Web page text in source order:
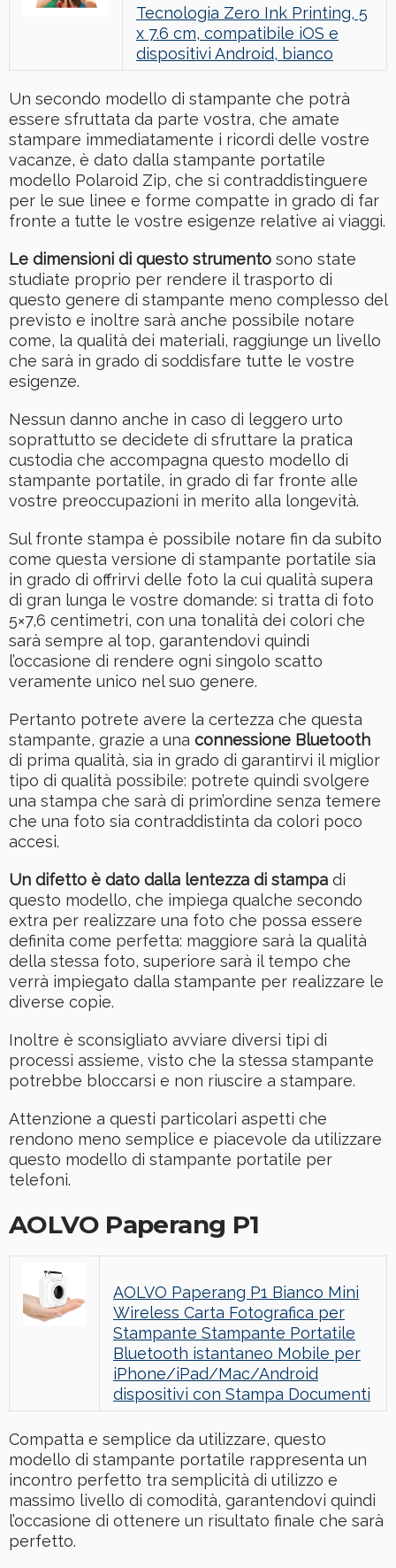
Tecnologia Zero Ink Printing, 5
x 7.6 cm, compatibile iOS e
dispositivi Android, bianco
Un secondo modello di stampante che potrà
essere sfruttata da parte vostra, che amate
stampare immediatamente i ricordi delle vostre
vacanze, è dato dalla stampante portatile
modello Polaroid Zip, che si contraddistinguere
per le sue linee e forme compatte in grado di far
fronte a tutte le vostre esigenze relative ai viaggi.
Le dimensioni di questo strumento sono state
studiate proprio per rendere il trasporto di
questo genere di stampante meno complesso del
previsto e inoltre sarà anche possibile notare
come, la qualità dei materiali, raggiunge un livello
che sarà in grado di soddisfare tutte le vostre
esigenze.
Nessun danno anche in caso di leggero urto
soprattutto se decidete di sfruttare la pratica
custodia che accompagna questo modello di
stampante portatile, in grado di far fronte alle
vostre preoccupazioni in merito alla longevità.
Sul fronte stampa è possibile notare fin da subito
come questa versione di stampante portatile sia
in grado di offrirvi delle foto la cui qualità supera
di gran lunga le vostre domande: si tratta di foto
5×7,6 centimetri, con una tonalità dei colori che
sarà sempre al top, garantendovi quindi
l’occasione di rendere ogni singolo scatto
veramente unico nel suo genere.
Pertanto potrete avere la certezza che questa
stampante, grazie a una connessione Bluetooth
di prima qualità, sia in grado di garantirvi il miglior
tipo di qualità possibile: potrete quindi svolgere
una stampa che sarà di prim’ordine senza temere
che una foto sia contraddistinta da colori poco
accesi.
Un difetto è dato dalla lentezza di stampa di
questo modello, che impiega qualche secondo
extra per realizzare una foto che possa essere
definita come perfetta: maggiore sarà la qualità
della stessa foto, superiore sarà il tempo che
verrà impiegato dalla stampante per realizzare le
diverse copie.
Inoltre è sconsigliato avviare diversi tipi di
processi assieme, visto che la stessa stampante
potrebbe bloccarsi e non riuscire a stampare.
Attenzione a questi particolari aspetti che
rendono meno semplice e piacevole da utilizzare
questo modello di stampante portatile per
telefoni.
AOLVO Paperang P1
AOLVO Paperang P1 Bianco Mini
Wireless Carta Fotografica per
Stampante Stampante Portatile
Bluetooth istantaneo Mobile per
iPhone/iPad/Mac/Android
dispositivi con Stampa Documenti
Compatta e semplice da utilizzare, questo
modello di stampante portatile rappresenta un
incontro perfetto tra semplicità di utilizzo e
massimo livello di comodità, garantendovi quindi
l’occasione di ottenere un risultato finale che sarà
perfetto.